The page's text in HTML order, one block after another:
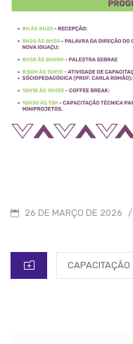
POSTED
26 DE MARÇO DE 2026 /
CATEGORIES
CAPACITAÇÃO